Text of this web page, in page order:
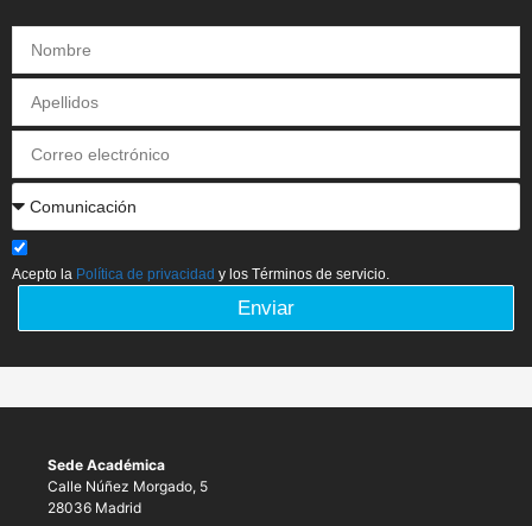
Acepto la Política de privacidad y los Términos de servicio.
Enviar
Sede Académica
Calle Núñez Morgado, 5
28036 Madrid